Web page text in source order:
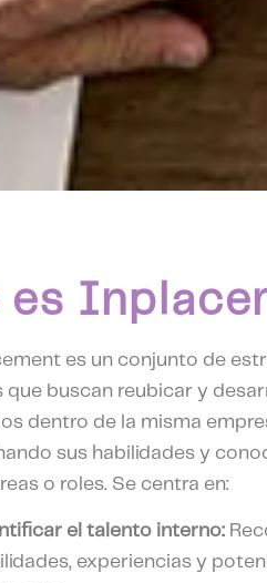
es
es un conjunto de
que buscan reubicar y
dentro de la misma
sus habilidades y
o roles. Se centra en:
el talento interno:
experiencias y